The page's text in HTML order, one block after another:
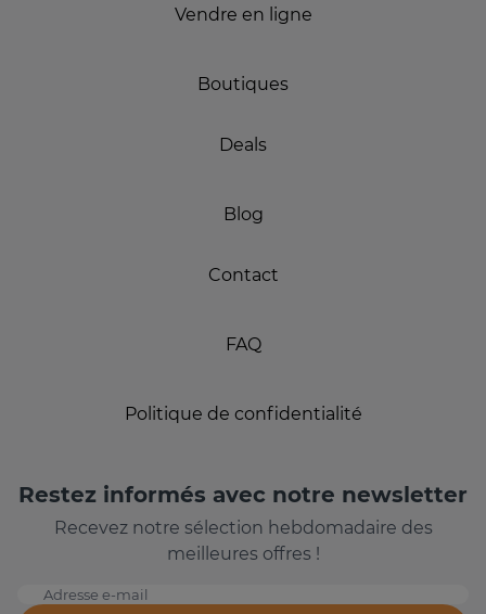
Vendre en ligne
Boutiques
Deals
Blog
Contact
FAQ
Politique de confidentialité
Restez informés avec notre newsletter
Recevez notre sélection hebdomadaire des
meilleures offres !
Adresse e-mail